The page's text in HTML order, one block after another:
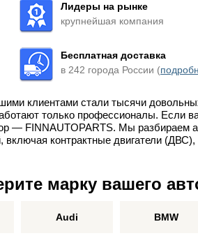
Лидеры на рынке
крупнейшая компания
Бесплатная доставка
в 242 города России (
клиентами стали тысячи
только профессионалы. Если
— FINNAUTOPARTS. Мы разбираем
контрактные двигатели (ДВС),
марку вашего
Audi BMW